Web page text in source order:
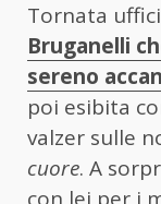
Tornata
Bruganelli
sereno
poi esibita
valzer sulle
cuore. A